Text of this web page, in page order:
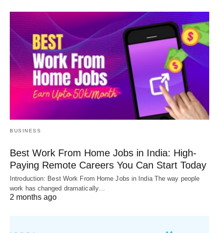
BUSINESS
Best Work From Home Jobs in India: High-
Paying Remote Careers You Can Start Today
Introduction: Best Work From Home Jobs in India The way people
work has changed dramatically…
2 months ago